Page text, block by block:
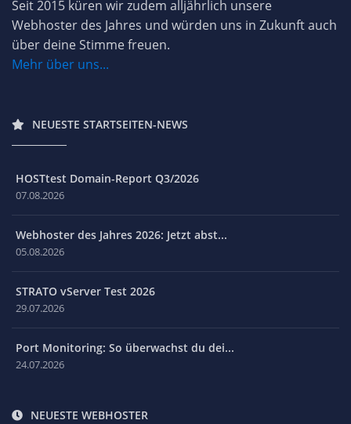
Seit 2015 küren wir zudem alljährlich unsere
Webhoster des Jahres und würden uns in Zukunft auch
über deine Stimme freuen.
Mehr über uns...
NEUESTE STARTSEITEN-NEWS
HOSTtest Domain-Report Q3/2026
07.08.2026
Webhoster des Jahres 2026: Jetzt abst...
05.08.2026
STRATO vServer Test 2026
29.07.2026
Port Monitoring: So überwachst du dei...
24.07.2026
NEUESTE WEBHOSTER